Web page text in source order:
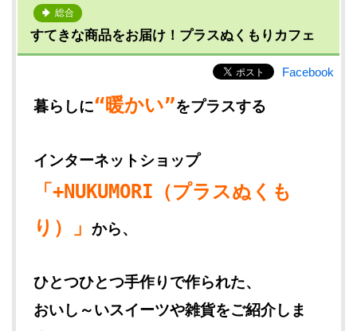
総合
すてきな商品をお届け！プラスぬくもりカフェ
Facebook
暮らしに“暖かい”をプラスする
インターネットショップ
「+NUKUMORI（プラスぬくも
り）」
から、
ひとつひとつ手作りで作られた、
おいし～いスイーツや雑貨をご紹介しま